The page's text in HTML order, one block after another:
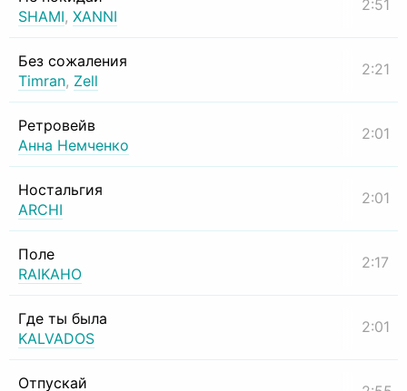
SHAMI, XANNI
2:51
Без сожаления
Timran, Zell
2:21
Ретровейв
Анна Немченко
2:01
Ностальгия
ARCHI
2:01
Поле
RAIKAHO
2:17
Где ты была
KALVADOS
2:01
Отпускай